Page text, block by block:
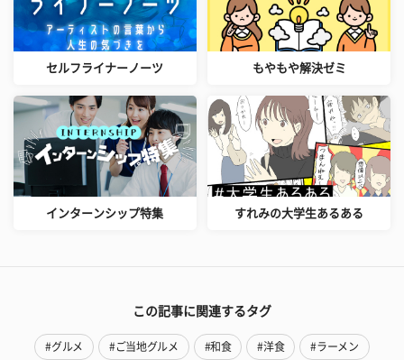
セルフライナーノーツ もやもや解決ゼミ
インターンシップ特集 すれみの大学生あるある
この記事に関連するタグ
#グルメ #ご当地グルメ #和食 #洋食 #ラーメン